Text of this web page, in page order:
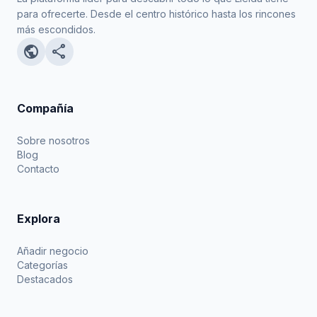
para ofrecerte. Desde el centro histórico hasta los rincones
más escondidos.
public share
Compañía
Sobre nosotros
Blog
Contacto
Explora
Añadir negocio
Categorías
Destacados